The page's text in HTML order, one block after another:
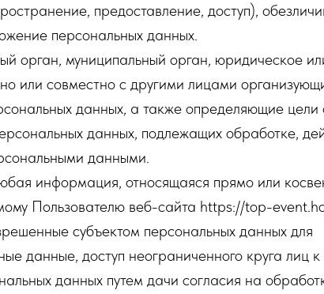
предоставление, доступ),
персональных данных.
орган, муниципальный орган, юридическое
или совместно с другими лицами
данных, а также определяющие цели
данных, подлежащих обработке,
данными.
информация, относящаяся прямо или
Пользователю веб-сайта https://top-
субъектом персональных данных для
данные, доступ неограниченного круга лиц
данных путем дачи согласия на